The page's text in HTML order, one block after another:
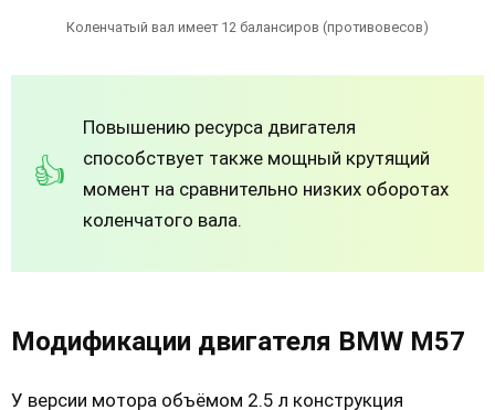
Коленчатый вал имеет 12 балансиров (противовесов)
Повышению ресурса двигателя
способствует также мощный крутящий
момент на сравнительно низких оборотах
коленчатого вала.
Модификации двигателя BMW M57
У версии мотора объёмом 2.5 л конструкция